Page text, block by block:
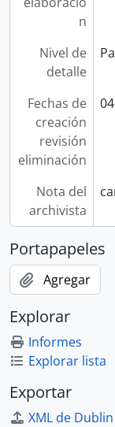
n
Nivel de
detalle
Fechas de
creación
revisión
eliminación
Nota del
archivista
Portapapeles
Agregar
Explorar
Informes
Explorar lista
Exportar
XML de